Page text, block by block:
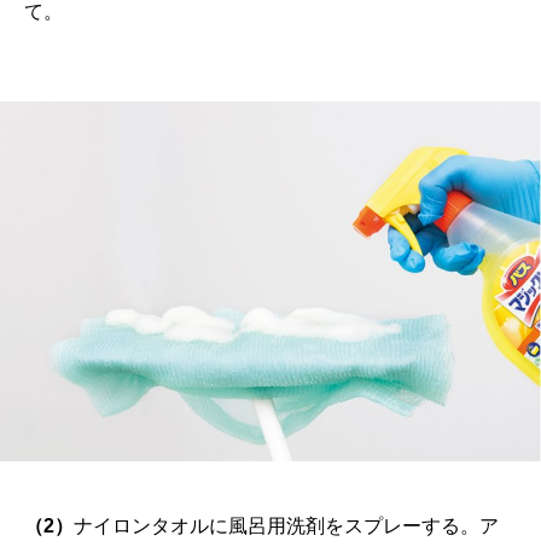
て。
（2） ナイロンタオルに風呂用洗剤をスプレーする。ア